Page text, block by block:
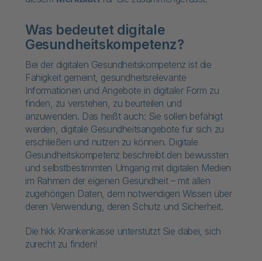
Was bedeutet digitale
Gesundheitskompetenz?
Bei der digitalen Gesundheitskompetenz ist die
Fähigkeit gemeint, gesundheitsrelevante
Informationen und Angebote in digitaler Form zu
finden, zu verstehen, zu beurteilen und
anzuwenden. Das heißt auch: Sie sollen befähigt
werden, digitale Gesundheitsangebote für sich zu
erschließen und nutzen zu können. Digitale
Gesundheitskompetenz beschreibt den bewussten
und selbstbestimmten Umgang mit digitalen Medien
im Rahmen der eigenen Gesundheit – mit allen
zugehörigen Daten, dem notwendigen Wissen über
deren Verwendung, deren Schutz und Sicherheit.
Die hkk Krankenkasse unterstützt Sie dabei, sich
zurecht zu finden!